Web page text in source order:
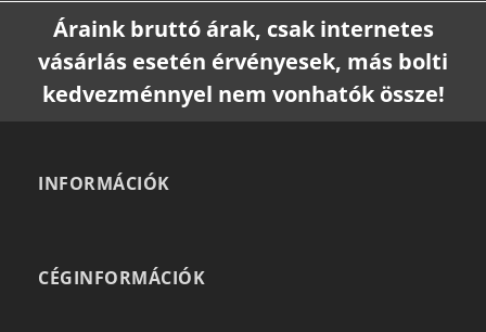
Áraink bruttó árak, csak internetes
vásárlás esetén érvényesek, más bolti
kedvezménnyel nem vonhatók össze!
INFORMÁCIÓK
CÉGINFORMÁCIÓK